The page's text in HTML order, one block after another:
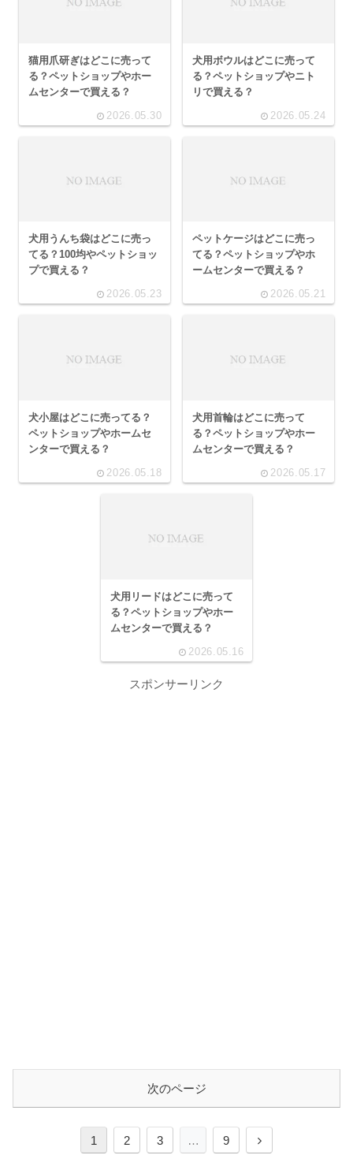
猫用爪研ぎはどこに売って
る？ペットショップやホー
ムセンターで買える？
2026.05.30
犬用ボウルはどこに売って
る？ペットショップやニト
リで買える？
2026.05.24
犬用うんち袋はどこに売っ
てる？100均やペットショッ
プで買える？
2026.05.23
ペットケージはどこに売っ
てる？ペットショップやホ
ームセンターで買える？
2026.05.21
犬小屋はどこに売ってる？
ペットショップやホームセ
ンターで買える？
2026.05.18
犬用首輪はどこに売って
る？ペットショップやホー
ムセンターで買える？
2026.05.17
犬用リードはどこに売って
る？ペットショップやホー
ムセンターで買える？
2026.05.16
スポンサーリンク
次のページ
1 2 3 … 9 次